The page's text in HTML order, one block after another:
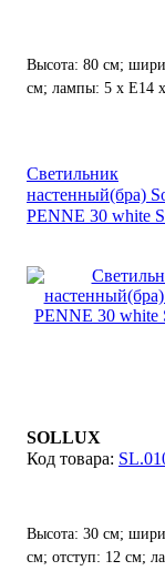
Высота: 80 см;
см; лампы: 5 х Е14
Светильник
настенный(бра)
PENNE 30 white
SOLLUX
Высота: 30 см;
см; отступ: 12 см;